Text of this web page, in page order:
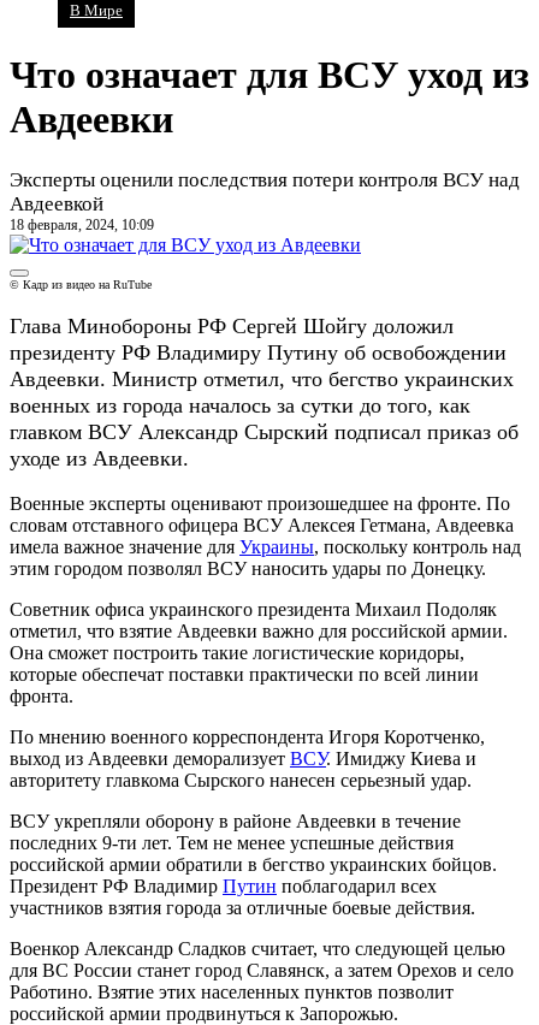
В Мире
Что означает для ВСУ уход из
Авдеевки
Эксперты оценили последствия потери контроля ВСУ над
Авдеевкой
18 февраля, 2024, 10:09
© Кадр из видео на RuTube
Глава Минобороны РФ Сергей Шойгу доложил
президенту РФ Владимиру Путину об освобождении
Авдеевки. Министр отметил, что бегство украинских
военных из города началось за сутки до того, как
главком ВСУ Александр Сырский подписал приказ об
уходе из Авдеевки.
Военные эксперты оценивают произошедшее на фронте. По
словам отставного офицера ВСУ Алексея Гетмана, Авдеевка
имела важное значение для Украины, поскольку контроль над
этим городом позволял ВСУ наносить удары по Донецку.
Советник офиса украинского президента Михаил Подоляк
отметил, что взятие Авдеевки важно для российской армии.
Она сможет построить такие логистические коридоры,
которые обеспечат поставки практически по всей линии
фронта.
По мнению военного корреспондента Игоря Коротченко,
выход из Авдеевки деморализует ВСУ. Имиджу Киева и
авторитету главкома Сырского нанесен серьезный удар.
ВСУ укрепляли оборону в районе Авдеевки в течение
последних 9-ти лет. Тем не менее успешные действия
российской армии обратили в бегство украинских бойцов.
Президент РФ Владимир Путин поблагодарил всех
участников взятия города за отличные боевые действия.
Военкор Александр Сладков считает, что следующей целью
для ВС России станет город Славянск, а затем Орехов и село
Работино. Взятие этих населенных пунктов позволит
российской армии продвинуться к Запорожью.